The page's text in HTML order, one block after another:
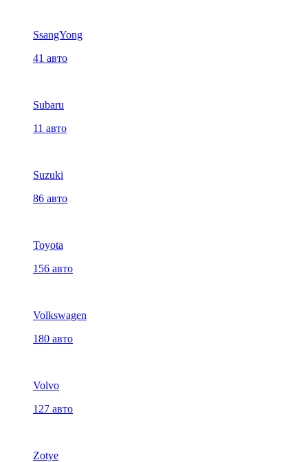
SsangYong
41 авто
Subaru
11 авто
Suzuki
86 авто
Toyota
156 авто
Volkswagen
180 авто
Volvo
127 авто
Zotye